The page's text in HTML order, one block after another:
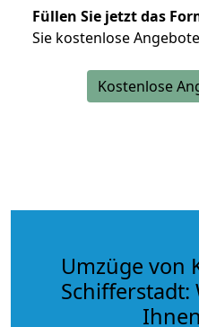
Füllen Sie jetzt das
Sie kostenlose
Kostenlose
Umzüge von
Schifferstadt: